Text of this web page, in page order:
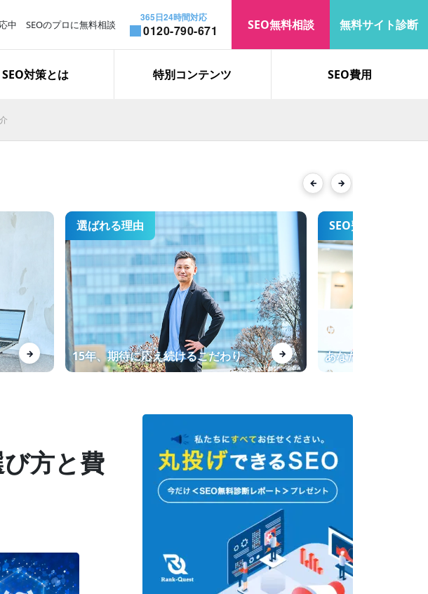
中 SEOのプロに無料相談
365日24時間対応
0120-790-671 SEO無料相談 無料サイト診断
SEO対策とは 特別コンテンツ SEO費用
ードで上位
い合わせ完了
索表示回数・オーガニック流入
「業務用エア
示を獲得
「ロブロックス 制作会社」で検
索2位を獲得した、SEO対策の
事例
1位獲得！お
！
【インタビュー】一般キーワー
ドからの流入が飛躍的に増加！
略の設計から
サイト制作
指名検索が上位表示されない課
題を改善
座を受講する
ットを徹底解
【最強のプロライター塾】SEO
会社運営のライター育成オンラ
Previous
→
選ばれる理由
15年、期待に応え続けるこだわり →
SEO費用
あなたの会社専用
Next
方と費